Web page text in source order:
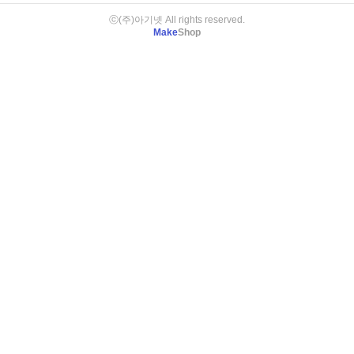
ⓒ(주)아기넷 All rights reserved.
MakeShop